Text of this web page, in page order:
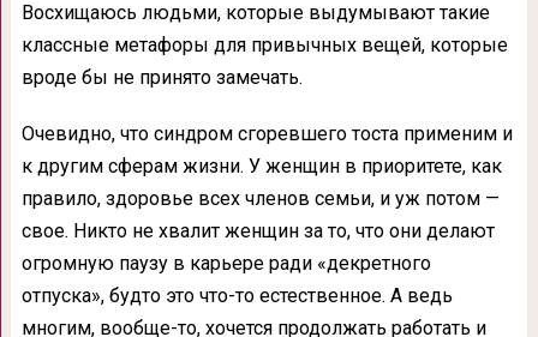
Восхищаюсь людьми, которые выдумывают такие
классные метафоры для привычных вещей, которые
вроде бы не принято замечать.
Очевидно, что синдром сгоревшего тоста применим и
к другим сферам жизни. У женщин в приоритете, как
правило, здоровье всех членов семьи, и уж потом —
свое. Никто не хвалит женщин за то, что они делают
огромную паузу в карьере ради «декретного
отпуска», будто это что-то естественное. А ведь
многим, вообще-то, хочется продолжать работать и